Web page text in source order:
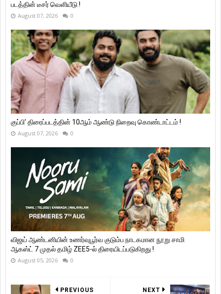
படத்தின் டீசர் வெளியீடு !
August 07, 2026 0
குப்பி’ திரைப்படத்தின் 10ஆம் ஆண்டு நிறைவு கொண்டாட்டம் !
August 07, 2026 0
விஜய் ஆண்டனியின் உணர்வுபூர்வ குடும்ப நாடகமான நூறு சாமி
ஆகஸ்ட் 7 முதல் தமிழ் ZEE5-ல் திரையிடப்படுகிறது !
August 05, 2026 0
NEXT
PREVIOUS